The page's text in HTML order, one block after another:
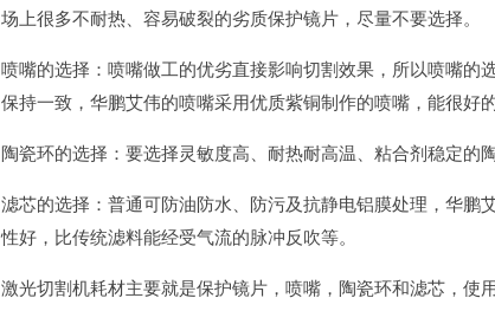
场上很多不耐热、容易破裂的劣质保护镜片，尽量不要选择。
喷嘴的选择：喷嘴做工的优劣直接影响切割效果，所以喷嘴
保持一致，华鹏艾伟的喷嘴采用优质紫铜制作的喷嘴，能很好
陶瓷环的选择：要选择灵敏度高、耐热耐高温、粘合剂稳定的
滤芯的选择：普通可防油防水、防污及抗静电铝膜处理，华鹏
性好，比传统滤料能经受气流的脉冲反吹等。
激光切割机耗材主要就是保护镜片，喷嘴，陶瓷环和滤芯，使